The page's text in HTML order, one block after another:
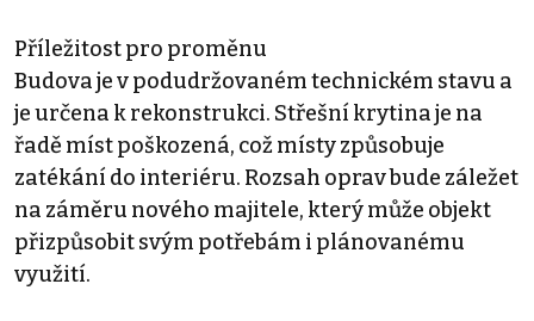
Příležitost pro proměnu
Budova je v podudržovaném technickém stavu a
je určena k rekonstrukci. Střešní krytina je na
řadě míst poškozená, což místy způsobuje
zatékání do interiéru. Rozsah oprav bude záležet
na záměru nového majitele, který může objekt
přizpůsobit svým potřebám i plánovanému
využití.